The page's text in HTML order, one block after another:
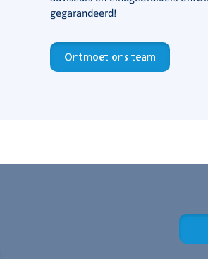
gegarandeerd!
Ontmoet ons team